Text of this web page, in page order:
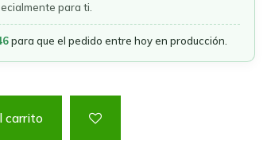
para ti.
para que el pedido entre hoy en producción.
carrito